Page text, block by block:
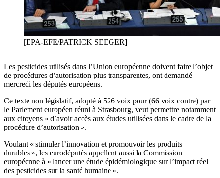
[EPA-EFE/PATRICK SEEGER]
Les pesticides utilisés dans l’Union européenne doivent faire l’objet
de procédures d’autorisation plus transparentes, ont demandé
mercredi les députés européens.
Ce texte non législatif, adopté à 526 voix pour (66 voix contre) par
le Parlement européen réuni à Strasbourg, veut permettre notamment
aux citoyens « d’avoir accès aux études utilisées dans le cadre de la
procédure d’autorisation ».
Voulant « stimuler l’innovation et promouvoir les produits
durables », les eurodéputés appellent aussi la Commission
européenne à « lancer une étude épidémiologique sur l’impact réel
des pesticides sur la santé humaine ».